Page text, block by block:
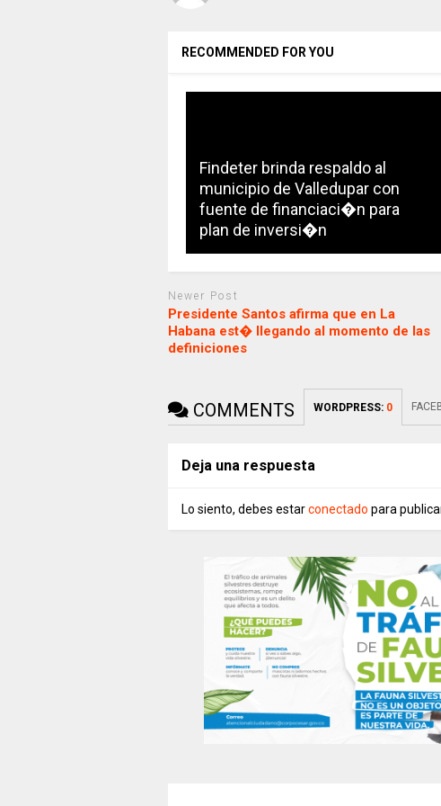
RECOMMENDED FOR YOU
Findeter brinda respaldo al
municipio de Valledupar con
fuente de financiaci�n para
plan de inversi�n
Newer Post
Presidente Santos afirma que en La
Habana est� llegando al momento de las
definiciones
COMMENTS WORDPRESS: 0
Deja una respuesta
Lo siento, debes estarconectado para